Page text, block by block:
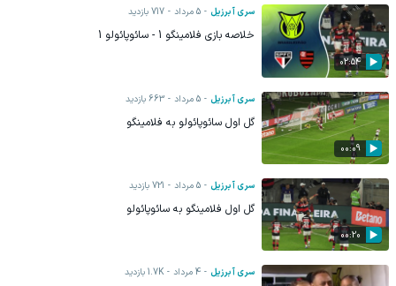
02:54
سری آ برزیل 5 مرداد 717بازدید
خلاصه بازی فلامینگو 1 - سائوپائولو 1
00:09
سری آ برزیل 5 مرداد 663بازدید
گل اول سائوپائولو به فلامینگو
00:20
سری آ برزیل 5 مرداد 721بازدید
گل اول فلامینگو به سائوپائولو
سری آ برزیل 4 مرداد 1.7Kبازدید